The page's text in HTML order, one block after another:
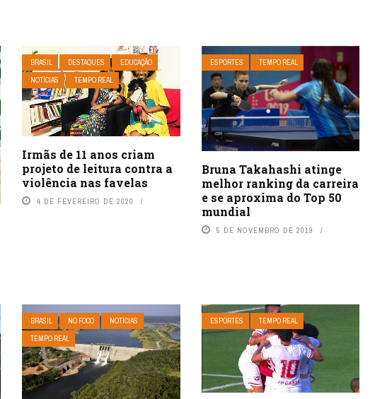
BRASIL DESTAQUES
EDUCAÇÃO
NOTÍCIAS
TEMPO REAL
Irmãs de 11 anos criam
projeto de leitura contra a
violência nas favelas
4 DE FEVEREIRO DE 2020
ESPORTES TEMPO REAL
Bruna Takahashi atinge
melhor ranking da carreira
e se aproxima do Top 50
mundial
5 DE NOVEMBRO DE 2019
BRASIL NO FOCO
NOTÍCIAS
TEMPO REAL
ESPORTES TEMPO REAL